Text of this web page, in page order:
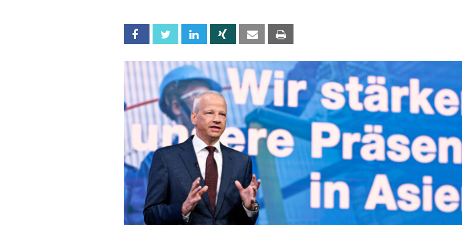
Facebook Twitter Linkedin Xing Email